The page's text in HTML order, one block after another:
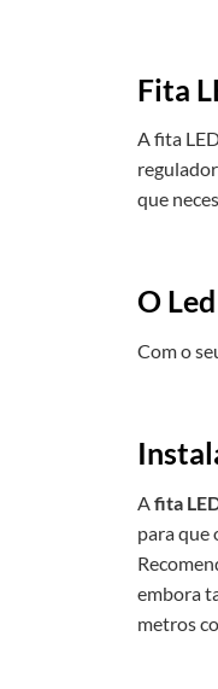
Fita
A fita
que
O
Com o
A fita
para que
embora
metros